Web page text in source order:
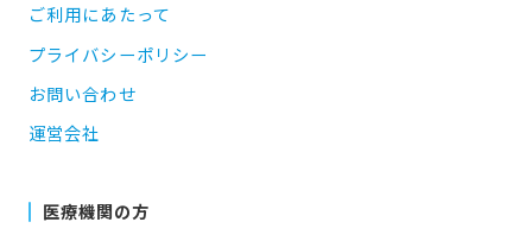
ご利用にあたって
プライバシーポリシー
お問い合わせ
運営会社
医療機関の方